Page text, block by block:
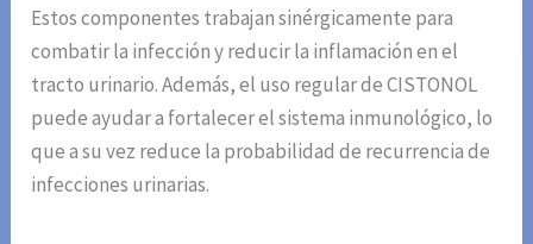
Estos componentes trabajan sinérgicamente para
combatir la infección y reducir la inflamación en el
tracto urinario. Además, el uso regular de CISTONOL
puede ayudar a fortalecer el sistema inmunológico, lo
que a su vez reduce la probabilidad de recurrencia de
infecciones urinarias.